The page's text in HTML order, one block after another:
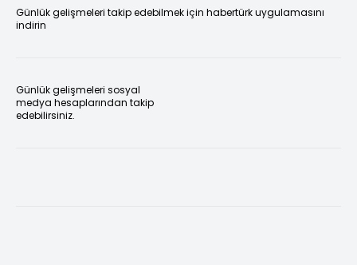
Günlük gelişmeleri takip edebilmek için habertürk uygulamasını
indirin
Günlük gelişmeleri sosyal
medya hesaplarından takip
edebilirsiniz.